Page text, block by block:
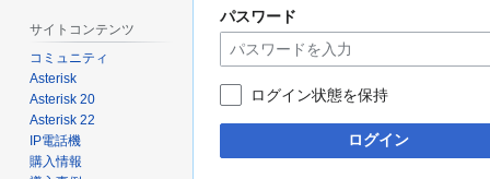
ー
シ
ョ
ン
に
動
移
動
パスワード
ログイン状態を保持
ログイン
サイトコンテンツ
コミュニティ
Asterisk
Asterisk 20
Asterisk 22
IP電話機
購入情報